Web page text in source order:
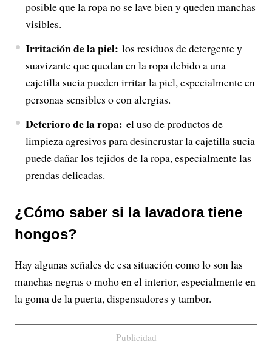
posible que la ropa no se lave bien y queden manchas
visibles.
Irritación de la piel: los residuos de detergente y
suavizante que quedan en la ropa debido a una
cajetilla sucia pueden irritar la piel, especialmente en
personas sensibles o con alergias.
Deterioro de la ropa: el uso de productos de
limpieza agresivos para desincrustar la cajetilla sucia
puede dañar los tejidos de la ropa, especialmente las
prendas delicadas.
¿Cómo saber si la lavadora tiene
hongos?
Hay algunas señales de esa situación como lo son las
manchas negras o moho en el interior, especialmente en
la goma de la puerta, dispensadores y tambor.
Publicidad